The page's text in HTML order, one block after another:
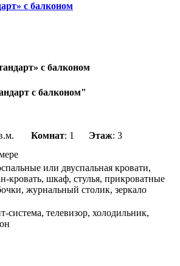
с балконом
с балконом
с балконом"
Комнат: 1 Этаж: 3
или двуспальная кровати,
кровать, шкаф, стулья, прикроватные
журнальный столик, зеркало
система, телевизор, холодильник,